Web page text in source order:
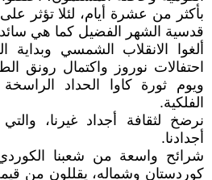
بأكثر من عشرة أيام، لئلا تؤثر
قدسية الشهر الفضيل كما هي
ألغوا الانقلاب الشمسي وبداية
احتفالات نوروز واكتمال رونق
ويوم ثورة كاوا الحداد الراسخة
الفلكية.
نرضخ لثقافة أجداد غيرنا،
أجدادنا.
شرائح واسعة من شعبنا
كوردستان وشماله، يقللون من